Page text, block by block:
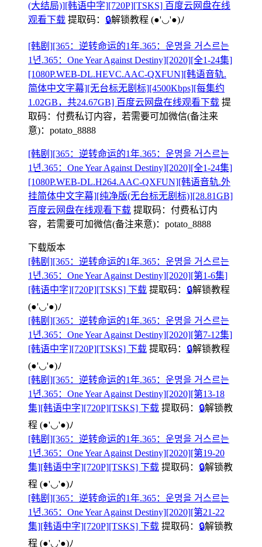
(大结局)][韩语中字][720P][TSKS] 百度云网盘在线
观看下载 提取码： 🔒解锁教程 (●'◡'●)ﾉ
[韩剧][365：逆转命运的1年.365：운명을 거스르는
1년.365：One Year Against Destiny][2020][全1-24集]
[1080P.WEB-DL.HEVC.AAC-QXFUN][韩语音轨.
简体中文字幕][无台标无剧标][4500Kbps][每集约
1.02GB，共24.67GB] 百度云网盘在线观看下载 提
取码： 付费私订内容，若需要可加微信(备注来
意)：potato_8888
[韩剧][365：逆转命运的1年.365：운명을 거스르는
1년.365：One Year Against Destiny][2020][全1-24集]
[1080P.WEB-DL.H264.AAC-QXFUN][韩语音轨.外
挂简体中文字幕][纯净版(无台标无剧标)][28.81GB]
百度云网盘在线观看下载 提取码： 付费私订内
容，若需要可加微信(备注来意)：potato_8888
下载版本
[韩剧][365：逆转命运的1年.365：운명을 거스르는
1년.365：One Year Against Destiny][2020][第1-6集]
[韩语中字][720P][TSKS] 下载 提取码： 🔒解锁教程
(●'◡'●)ﾉ
[韩剧][365：逆转命运的1年.365：운명을 거스르는
1년.365：One Year Against Destiny][2020][第7-12集]
[韩语中字][720P][TSKS] 下载 提取码： 🔒解锁教程
(●'◡'●)ﾉ
[韩剧][365：逆转命运的1年.365：운명을 거스르는
1년.365：One Year Against Destiny][2020][第13-18
集][韩语中字][720P][TSKS] 下载 提取码： 🔒解锁教
程 (●'◡'●)ﾉ
[韩剧][365：逆转命运的1年.365：운명을 거스르는
1년.365：One Year Against Destiny][2020][第19-20
集][韩语中字][720P][TSKS] 下载 提取码： 🔒解锁教
程 (●'◡'●)ﾉ
[韩剧][365：逆转命运的1年.365：운명을 거스르는
1년.365：One Year Against Destiny][2020][第21-22
集][韩语中字][720P][TSKS] 下载 提取码： 🔒解锁教
程 (●'◡'●)ﾉ